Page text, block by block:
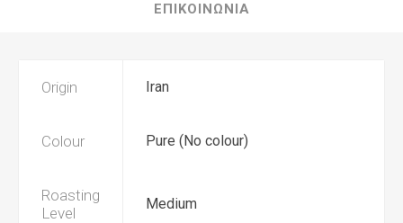
ΕΠΙΚΟΙΝΩΝΙΑ
Origin Iran
Colour Pure (No colour)
Roasting
Level
Medium